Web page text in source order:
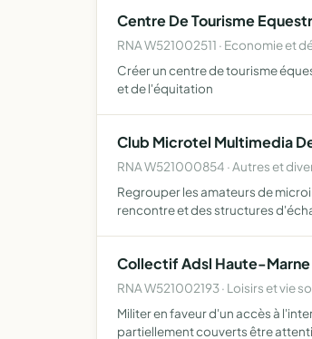
Centre De Tourisme
RNA W521002511 · Economie et
Créer un centre de tourisme
et de l'équitation
Club Microtel Multimedia
RNA W521000854 · Autres et
Regrouper les amateurs de
rencontre et des structures
Collectif Adsl Haute-Marne
RNA W521002193 · Loisirs et vie
Militer en faveur d'un accès à
partiellement couverts être